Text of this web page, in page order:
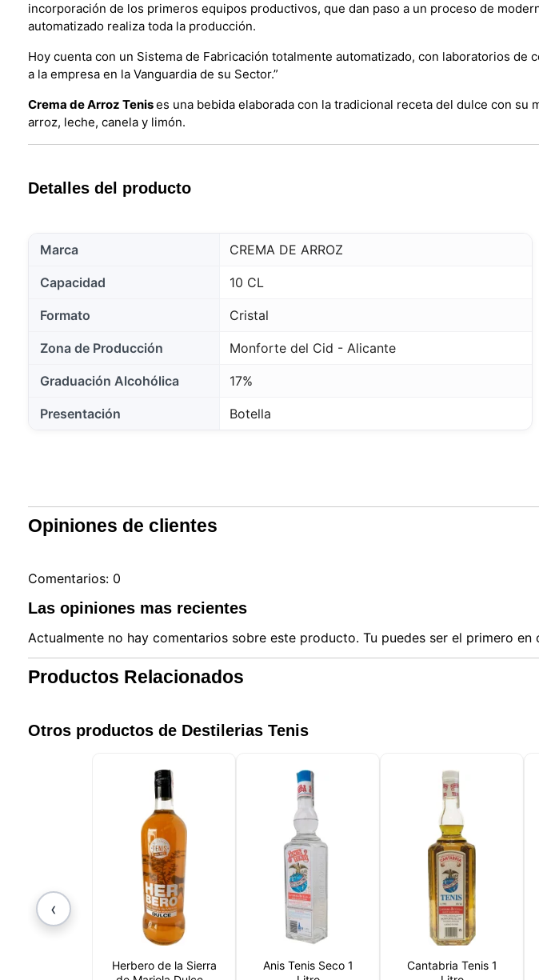
incorporación de los primeros equipos productivos, que dan paso a un proceso de
automatizado realiza toda la producción.
Hoy cuenta con un Sistema de Fabricación totalmente automatizado, con laboratorios
a la empresa en la Vanguardia de su Sector.”
Crema de Arroz Tenises una bebida elaborada con la tradicional receta del dulce con
arroz, leche, canela y limón.
Detalles del producto
Marca CREMA DE ARROZ
Capacidad 10 CL
Formato Cristal
Zona de Producción Monforte del Cid - Alicante
Graduación Alcohólica 17%
Presentación Botella
Opiniones de clientes
Comentarios: 0
Las opiniones mas recientes
Actualmente no hay comentarios sobre este producto. Tu puedes ser el primero en
Productos Relacionados
Otros productos de Destilerias Tenis
‹
Herbero de la Sierra
Anis Tenis Seco 1
Cantabria Tenis 1
Este sitio web
Nuestro sitio web utiliza cookies
información en su navegador y en su
por estas tecnologías incluye datos